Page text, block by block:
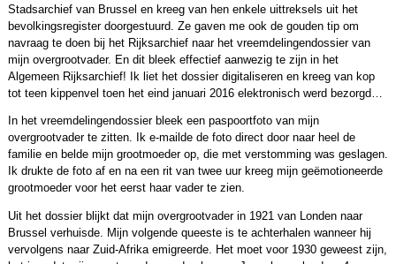
Stadsarchief van Brussel en kreeg van hen enkele uittreksels uit het
bevolkingsregister doorgestuurd. Ze gaven me ook de gouden tip om
navraag te doen bij het Rijksarchief naar het vreemdelingendossier van
mijn overgrootvader. En dit bleek effectief aanwezig te zijn in het
Algemeen Rijksarchief! Ik liet het dossier digitaliseren en kreeg van kop
tot teen kippenvel toen het eind januari 2016 elektronisch werd bezorgd…
In het vreemdelingendossier bleek een paspoortfoto van mijn
overgrootvader te zitten. Ik e-mailde de foto direct door naar heel de
familie en belde mijn grootmoeder op, die met verstomming was geslagen.
Ik drukte de foto af en na een rit van twee uur kreeg mijn geëmotioneerde
grootmoeder voor het eerst haar vader te zien.
Uit het dossier blijkt dat mijn overgrootvader in 1921 van Londen naar
Brussel verhuisde. Mijn volgende queeste is te achterhalen wanneer hij
vervolgens naar Zuid-Afrika emigreerde. Het moet voor 1930 geweest zijn,